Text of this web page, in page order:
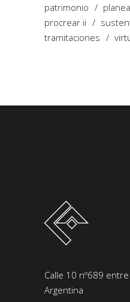
patrimonio
procrear ii
tramitaciones
Calle 10 nº689
Argentina